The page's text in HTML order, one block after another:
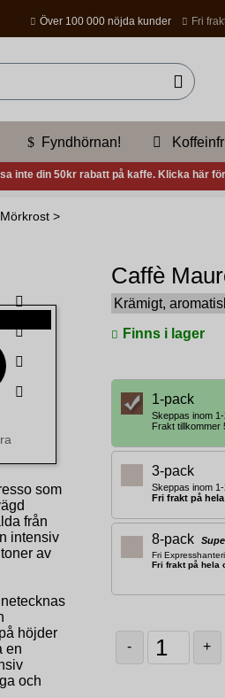
Över 100 000 nöjda kunder Fri
Fyndhörnan!
inte din 50kr rabatt på kaffe. Klicka här
Mörkrost >
som
från
intensiv
av
höjder
en
och
Caffè
Krämigt,
Finns i lager
1-pack
Skeppas inom
Frakt tillkommer
3-pack
Skeppas inom
Fri frakt på
8-pack
Fri
Fri frakt på hela
- +